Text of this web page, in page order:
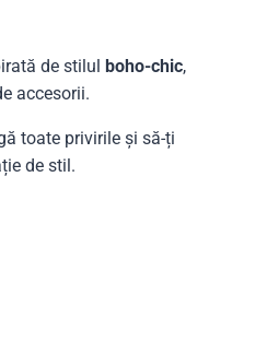
de stilul boho-chic,
accesorii.
toate privirile și să-ți
de stil.